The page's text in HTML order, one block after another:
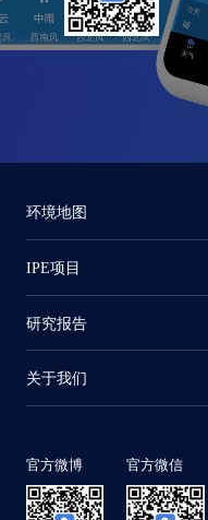
环境地图
IPE项目
研究报告
关于我们
官方微博 官方微信